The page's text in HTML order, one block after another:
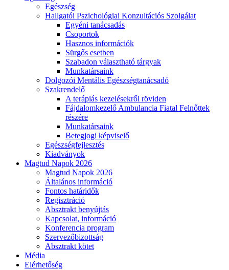
Egészség
Hallgatói Pszichológiai Konzultációs Szolgálat
Egyéni tanácsadás
Csoportok
Hasznos információk
Sürgős esetben
Szabadon választható tárgyak
Munkatársaink
Dolgozói Mentális Egészségtanácsadó
Szakrendelő
A terápiás kezelésekről röviden
Fájdalomkezelő Ambulancia Fiatal Felnőttek
részére
Munkatársaink
Betegjogi képviselő
Egészségfejlesztés
Kiadványok
Magtud Napok 2026
Magtud Napok 2026
Általános információ
Fontos határidők
Regisztráció
Absztrakt benyújtás
Kapcsolat, információ
Konferencia program
Szervezőbizottság
Absztrakt kötet
Média
Elérhetőség